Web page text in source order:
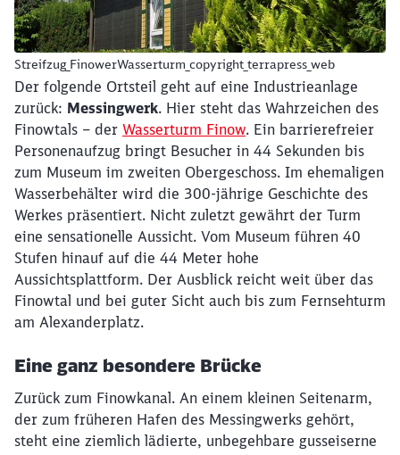
Streifzug_FinowerWasserturm_copyright_terrapress_web
Der folgende Ortsteil geht auf eine Industrieanlage
zurück: Messingwerk. Hier steht das Wahrzeichen des
Finowtals – der Wasserturm Finow. Ein barrierefreier
Personenaufzug bringt Besucher in 44 Sekunden bis
zum Museum im zweiten Obergeschoss. Im ehemaligen
Wasserbehälter wird die 300-jährige Geschichte des
Werkes präsentiert. Nicht zuletzt gewährt der Turm
eine sensationelle Aussicht. Vom Museum führen 40
Stufen hinauf auf die 44 Meter hohe
Aussichtsplattform. Der Ausblick reicht weit über das
Finowtal und bei guter Sicht auch bis zum Fernsehturm
am Alexanderplatz.
Eine ganz besondere Brücke
Zurück zum Finowkanal. An einem kleinen Seitenarm,
der zum früheren Hafen des Messingwerks gehört,
steht eine ziemlich lädierte, unbegehbare gusseiserne